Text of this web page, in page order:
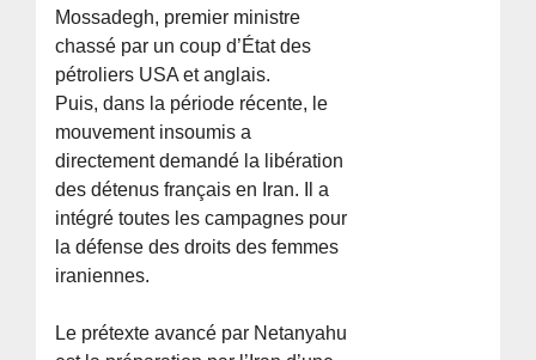
Mossadegh, premier ministre
chassé par un coup d’État des
pétroliers USA et anglais.
Puis, dans la période récente, le
mouvement insoumis a
directement demandé la libération
des détenus français en Iran. Il a
intégré toutes les campagnes pour
la défense des droits des femmes
iraniennes.
Le prétexte avancé par Netanyahu